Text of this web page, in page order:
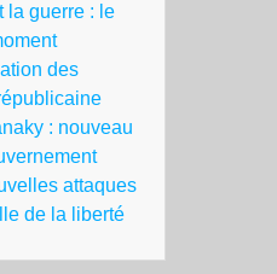
la guerre : le
des
: nouveau
attaques
de la liberté